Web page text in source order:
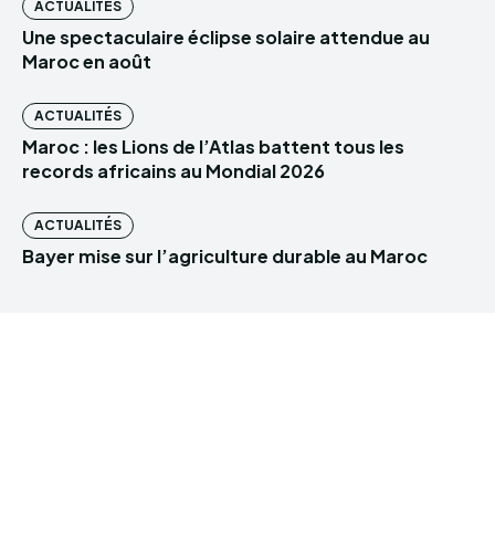
ACTUALITÉS
Une spectaculaire éclipse solaire attendue au
Maroc en août
ACTUALITÉS
Maroc : les Lions de l’Atlas battent tous les
records africains au Mondial 2026
ACTUALITÉS
Bayer mise sur l’agriculture durable au Maroc